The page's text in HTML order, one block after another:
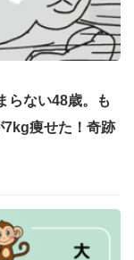
らない48歳。も
痩せた！奇跡